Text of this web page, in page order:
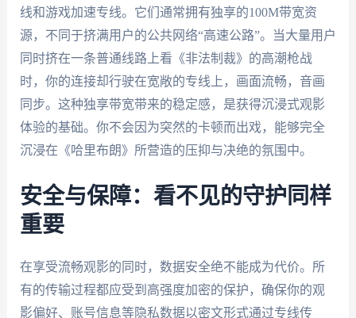
线和游戏加速专线。它们通常拥有独享的100M带宽资
源，不同于挤满用户的公共网络“高速公路”。当大量用户
同时挤在一条普通线路上看《非法制裁》的高潮枪战
时，你的连接却行驶在宽敞的专线上，画面流畅，音画
同步。这种独享带宽带来的稳定感，是获得沉浸式观影
体验的基础。你不会因为突然的卡顿而出戏，能够完全
沉浸在《哈里布朗》所营造的压抑与决绝的氛围中。
安全与保障：看不见的守护同样
重要
在享受流畅观影的同时，数据安全绝不能成为代价。所
有的传输过程都应受到高强度加密的保护，确保你的观
影偏好、账号信息等隐私数据以密文形式通过专线传